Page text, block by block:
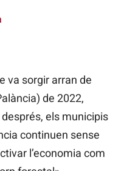
va sorgir arran de
de 2022,
els municipis
continuen sense
l’economia com